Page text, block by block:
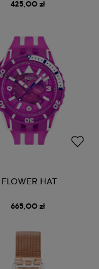
425,00 zł
FLOWER HAT
665,00 zł